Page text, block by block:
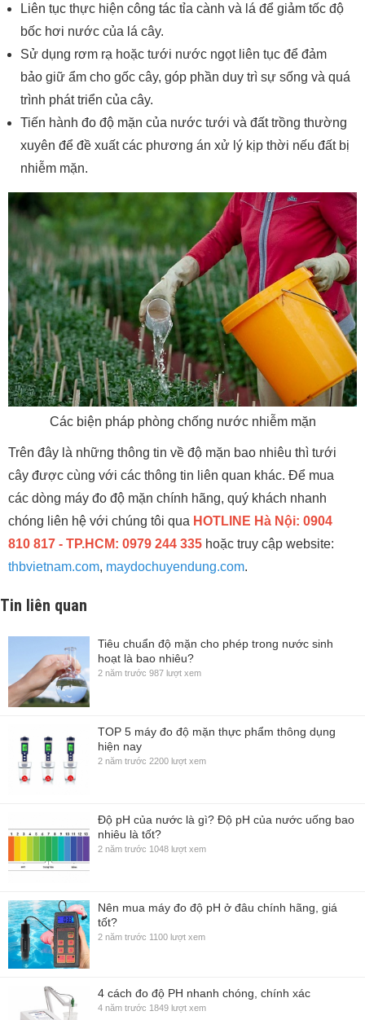
Liên tục thực hiện công tác tỉa cành và lá để giảm tốc độ
bốc hơi nước của lá cây.
Sử dụng rơm rạ hoặc tưới nước ngọt liên tục để đảm
bảo giữ ẩm cho gốc cây, góp phần duy trì sự sống và quá
trình phát triển của cây.
Tiến hành đo độ mặn của nước tưới và đất trồng thường
xuyên để đề xuất các phương án xử lý kịp thời nếu đất bị
nhiễm mặn.
Các biện pháp phòng chống nước nhiễm mặn
Trên đây là những thông tin về độ mặn bao nhiêu thì tưới
cây được cùng với các thông tin liên quan khác. Để mua
các dòng máy đo độ mặn chính hãng, quý khách nhanh
chóng liên hệ với chúng tôi qua HOTLINE Hà Nội: 0904
810 817 - TP.HCM: 0979 244 335 hoặc truy cập website:
thbvietnam.com, maydochuyendung.com.
Tin liên quan
Tiêu chuẩn độ mặn cho phép trong nước sinh
hoạt là bao nhiêu?
2 năm trước 987 lượt xem
TOP 5 máy đo độ mặn thực phẩm thông dụng
hiện nay
2 năm trước 2200 lượt xem
Độ pH của nước là gì? Độ pH của nước uống bao
nhiêu là tốt?
2 năm trước 1048 lượt xem
Nên mua máy đo độ pH ở đâu chính hãng, giá
tốt?
2 năm trước 1100 lượt xem
4 cách đo độ PH nhanh chóng, chính xác
4 năm trước 1849 lượt xem